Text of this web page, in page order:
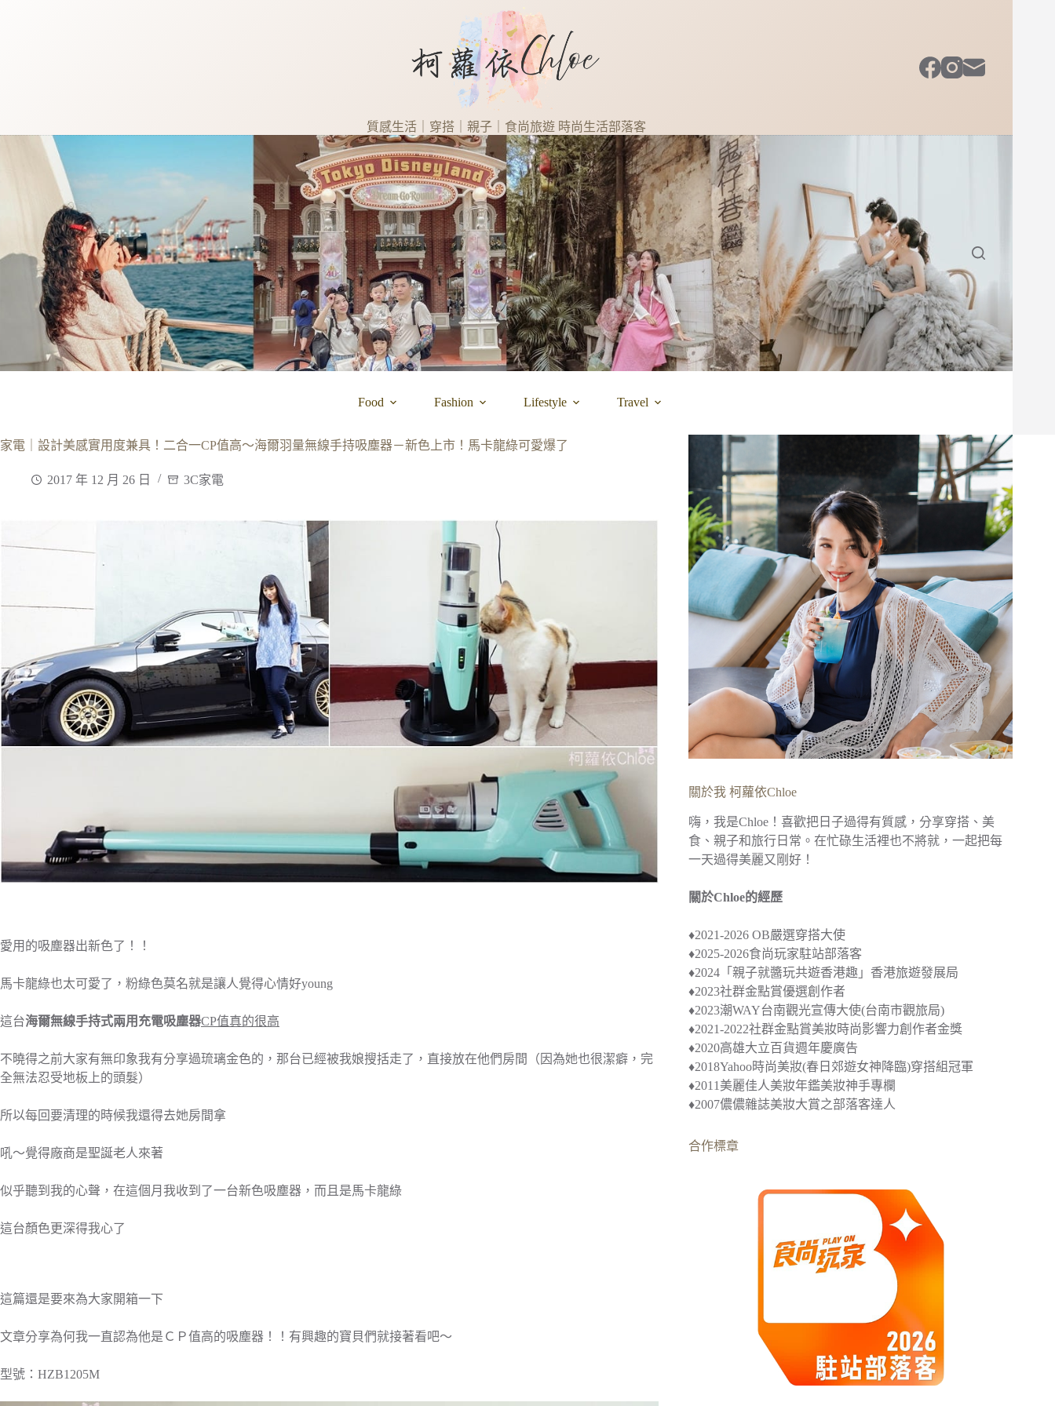
質感生活｜穿搭｜親子｜食尚旅遊 時尚生活部落客
Food Fashion Lifestyle Travel
家電｜設計美感實用度兼具！二合一CP值高～海爾羽量無線手持吸塵器－新色上市！馬卡龍綠可愛爆了
2017 年 12 月 26 日 3C家電
愛用的吸塵器出新色了！！
馬卡龍綠也太可愛了，粉綠色莫名就是讓人覺得心情好young
這台海爾無線手持式兩用充電吸塵器CP值真的很高
不曉得之前大家有無印象我有分享過琉璃金色的，那台已經被我娘搜括走了，直接放在他們房間（因為她也很潔癖，完
全無法忍受地板上的頭髮）
所以每回要清理的時候我還得去她房間拿
吼～覺得廠商是聖誕老人來著
似乎聽到我的心聲，在這個月我收到了一台新色吸塵器，而且是馬卡龍綠
這台顏色更深得我心了
這篇還是要來為大家開箱一下
文章分享為何我一直認為他是ＣＰ值高的吸塵器！！有興趣的寶貝們就接著看吧～
型號：HZB1205M
關於我 柯蘿依Chloe
嗨，我是Chloe！喜歡把日子過得有質感，分享穿搭、美
食、親子和旅行日常。在忙碌生活裡也不將就，一起把每
一天過得美麗又剛好！
關於Chloe的經歷
♦︎2021-2026 OB嚴選穿搭大使
♦︎2025-2026食尚玩家駐站部落客
♦︎2024 「親子就醬玩共遊香港趣」 香港旅遊發展局
♦︎2023社群金點賞優選創作者
♦︎2023潮WAY台南觀光宣傳大使(台南市觀旅局)
♦︎2021-2022社群金點賞美妝時尚影響力創作者金獎
♦︎2020高雄大立百貨週年慶廣告
♦︎2018Yahoo時尚美妝(春日郊遊女神降臨)穿搭組冠軍
♦︎2011美麗佳人美妝年鑑美妝神手專欄
♦︎2007儂儂雜誌美妝大賞之部落客達人
合作標章